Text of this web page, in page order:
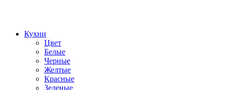
Кухни
Цвет
Белые
Черные
Желтые
Красные
Зеленые